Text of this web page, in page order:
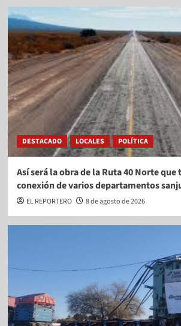
DESTACADO LOCALES POLÍTICA
Así será la obra de la Ruta 40 Norte
conexión de varios departamentos
EL REPORTERO 8 de agosto de 2026